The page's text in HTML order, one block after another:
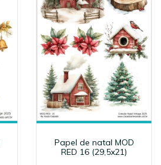
Papel de natal MOD
RED 16 (29,5x21)